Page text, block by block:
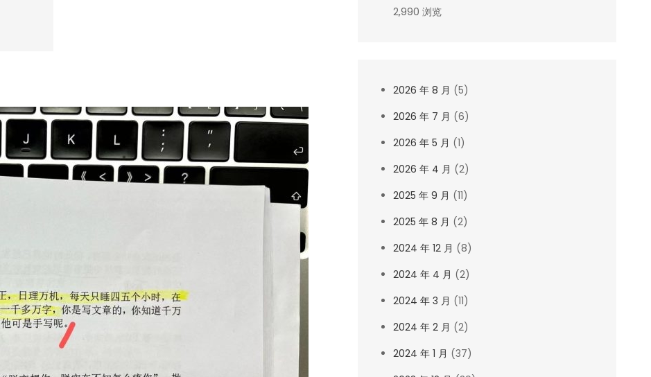
2,990 浏览
2026 年 8 月 (5)
2026 年 7 月 (6)
2026 年 5 月 (1)
2026 年 4 月 (2)
2025 年 9 月 (11)
2025 年 8 月 (2)
2024 年 12 月 (8)
2024 年 4 月 (2)
2024 年 3 月 (11)
2024 年 2 月 (2)
2024 年 1 月 (37)